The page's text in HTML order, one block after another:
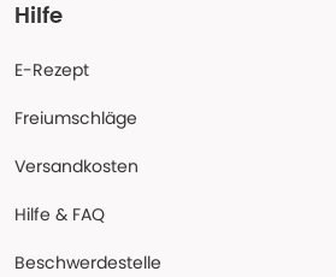
Hilfe
E-Rezept
Freiumschläge
Versandkosten
Hilfe & FAQ
Beschwerdestelle